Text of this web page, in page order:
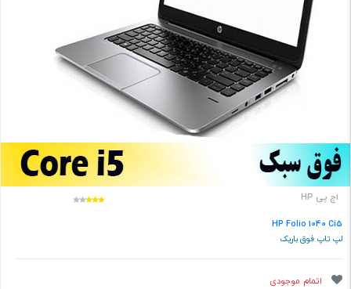
اچ پی HP
HP Folio 1040 Ci5
لپ تاپ فوق باریک
اتمام موجودی